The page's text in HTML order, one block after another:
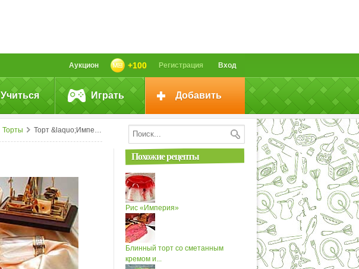
Вход
Регистрация
+100
Аукцион
Учиться Играть Добавить
Торты Торт &laquo;Империя&raquo;
Похожие рецепты
Рис «Империя»
Блинный торт со сметанным
кремом и...